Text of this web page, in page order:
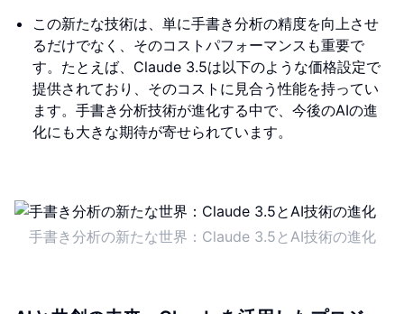
この新たな技術は、単に手書き分析の精度を向上させ
るだけでなく、そのコストパフォーマンスも重要で
す。たとえば、Claude 3.5は以下のような価格設定で
提供されており、そのコストに見合う性能を持ってい
ます。手書き分析技術が進化する中で、今後のAIの進
化にも大きな期待が寄せられています。
手書き分析の新たな世界：Claude 3.5とAI技術の進化